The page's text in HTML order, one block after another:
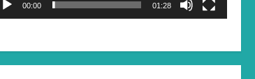
00:00 01:28